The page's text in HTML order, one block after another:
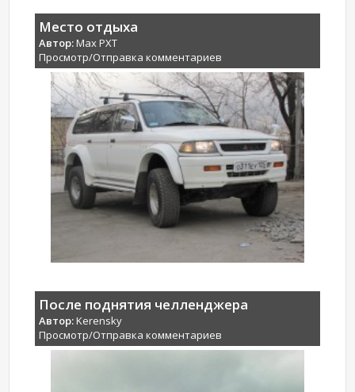
Место отдыха
Автор:Max PXT
Просмотр/Отправка комментариев
После поднятия челленджера
Автор:Kerensky
Просмотр/Отправка комментариев